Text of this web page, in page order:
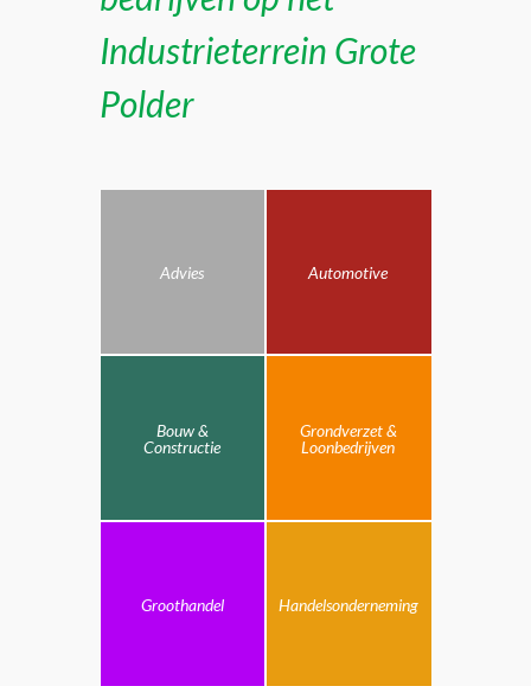
Industrieterrein Grote
Polder
Advies Automotive
Bouw &
Constructie
Grondverzet &
Loonbedrijven
Groothandel Handelsonderneming